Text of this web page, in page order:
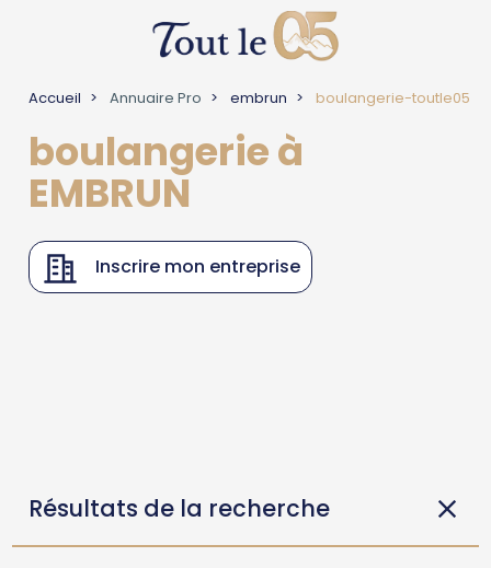
Accueil Annuaire Pro embrun boulangerie-toutle05
boulangerie à
EMBRUN
Inscrire mon entreprise
Résultats de la recherche